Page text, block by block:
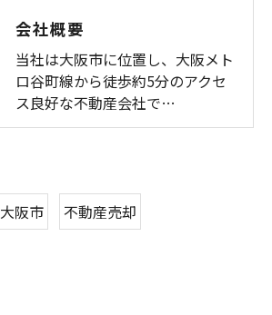
会社概要
当社は大阪市に位置し、大阪メト
ロ谷町線から徒歩約5分のアクセ
ス良好な不動産会社で…
大阪市 不動産売却